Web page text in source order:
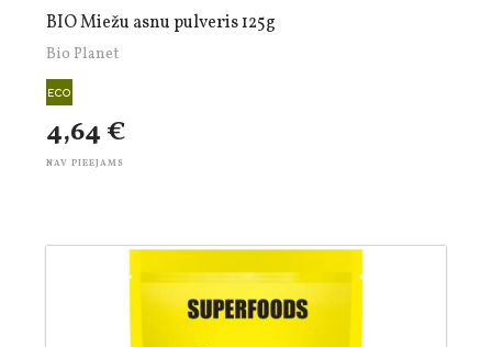
BIO Miežu asnu pulveris 125g
Bio Planet
4,64 €
NAV PIEEJAMS